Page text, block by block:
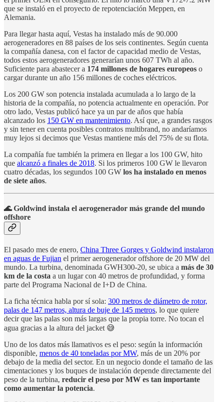
que se instaló en el proyecto de repotenciación Meppen, en
Alemania.
Para llegar hasta aquí, Vestas ha instalado más de 90.000
aerogeneradores en 88 países de los seis continentes. Según cuenta
la compañía danesa, con el factor de capacidad medio de Vestas,
todos estos aerogeneradores generarían unos 607 TWh al año.
Suficiente para abastecer a 174 millones de hogares europeos o
cargar durante un año 156 millones de coches eléctricos.
Los 200 GW son potencia instalada acumulada a lo largo de la
historia de la compañía, no potencia actualmente en operación. Por
otro lado, Vestas publicó hace ya un par de años que había
alcanzado los 150 GW en mantenimiento. Así que, a grandes rasgos
y sin tener en cuenta posibles contratos multibrand, no andaríamos
muy lejos si decimos que Vestas mantiene más del 75% de su flota.
La compañía fue también la primera en llegar a los 100 GW, hito
que alcanzó a finales de 2018. Si los primeros 100 GW le llevaron
cuatro décadas, los segundos 100 GW los ha instalado en menos
de siete años.
🌊 Goldwind instala el aerogenerador más grande del mundo
offshore
El pasado mes de enero, China Three Gorges y Goldwind instalaron
en aguas de Fujian el primer aerogenerador offshore de 20 MW del
mundo. La turbina, denominada GWH300-20, se ubica a más de 30
km de la costa a un lugar con 40 metros de profundidad, y forma
parte del Programa Nacional de I+D de China.
La ficha técnica habla por sí sola: 300 metros de diámetro de rotor,
palas de 147 metros, altura de buje de 145 metros, lo que quiere
decir que las palas son más largas que la propia torre. No tocan el
agua gracias a la altura del jacket 😅
Uno de los datos más llamativos es el peso: según la información
disponible, menos de 40 toneladas por MW, más de un 20% por
debajo de la media del sector. En un negocio donde el tamaño de las
cimentaciones y los buques de instalación depende directamente del
peso de la turbina, reducir el peso por MW es tan importante
como aumentar la potencia.